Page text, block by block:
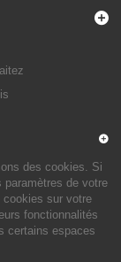
des cookies. Si
de votre
cookies sur votre
fonctionnalités
certains espaces